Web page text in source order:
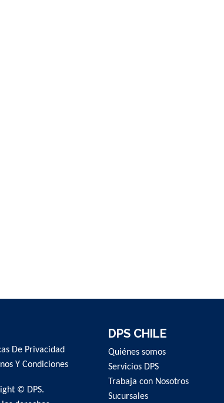
De Privacidad
Y Condiciones
© DPS.
DPS CHILE
Quiénes somos
Servicios DPS
Trabaja con Nosotros
Sucursales